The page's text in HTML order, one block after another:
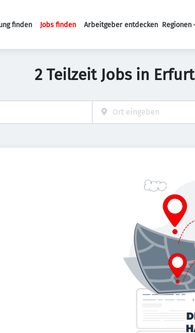
Haupt-Navigation
finden Jobs finden Arbeitgeber entdecken Regionen
2 Teilzeit Jobs in Erfurt